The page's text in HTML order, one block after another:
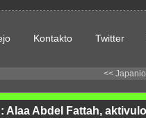
Kontakto Twitter
<<
Alaa Abdel Fattah,